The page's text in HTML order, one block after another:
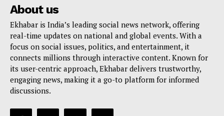
About us
Ekhabar is India’s leading social news network, offering
real-time updates on national and global events. With a
focus on social issues, politics, and entertainment, it
connects millions through interactive content. Known for
its user-centric approach, Ekhabar delivers trustworthy,
engaging news, making it a go-to platform for informed
discussions.